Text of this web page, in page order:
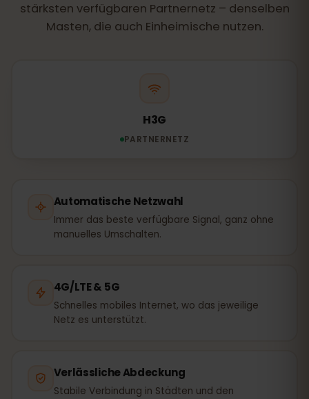
stärksten verfügbaren Partnernetz – denselben
Masten, die auch Einheimische nutzen.
H3G
PARTNERNETZ
Automatische Netzwahl
Immer das beste verfügbare Signal, ganz ohne
manuelles Umschalten.
4G/LTE & 5G
Schnelles mobiles Internet, wo das jeweilige
Netz es unterstützt.
Verlässliche Abdeckung
Stabile Verbindung in Städten und den